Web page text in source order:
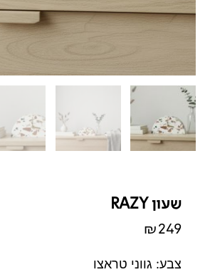
שעון RAZY
₪249
צבע: גווני טראצו